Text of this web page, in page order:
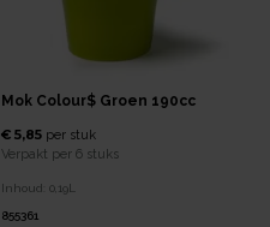
Mok Colour$ Groen 190cc
€ 5,85 per stuk
Verpakt per 6 stuks
Inhoud: 0,19L
855361